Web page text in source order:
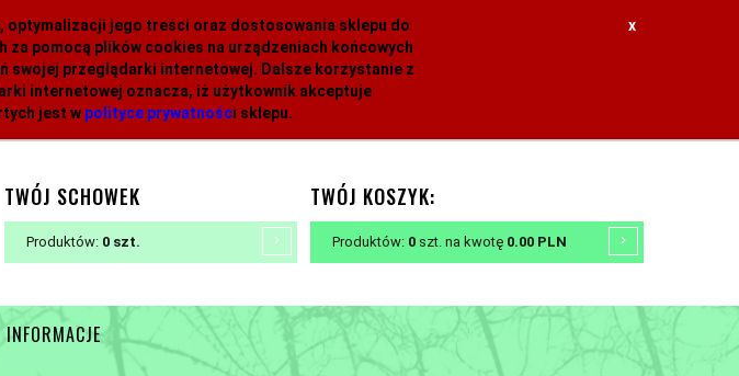
optymalizacji jego treści oraz dostosowania sklepu do
pomocą plików cookies na urządzeniach końcowych
swojej przeglądarki internetowej. Dalsze korzystanie z
internetowej oznacza, iż użytkownik akceptuje
jest w polityce prywatności sklepu.
x
TWÓJ SCHOWEK
Produktów: 0
TWÓJ KOSZYK:
Produktów: 0 szt.na kwotę 0.00 PLN
INFORMACJE